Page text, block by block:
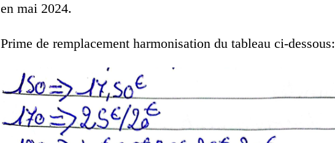
en mai 2024.
Prime de remplacement harmonisation du tableau ci-dessous: